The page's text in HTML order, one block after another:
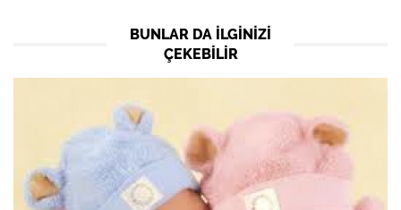
BUNLAR DA ILGINIZI
ÇEKEBILIR